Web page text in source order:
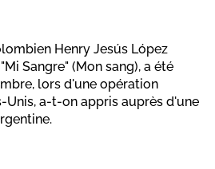
Henry Jesús López
Sangre" (Mon sang), a été
lors d'une opération
Unis, a-t-on appris auprès d'une